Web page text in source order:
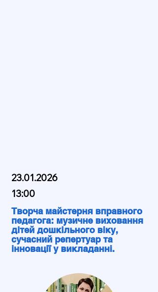
23.01.2026
13:00
Творча майстерня вправного
педагога: музичне виховання
дітей дошкільного віку,
сучасний репертуар та
інновації у викладанні.